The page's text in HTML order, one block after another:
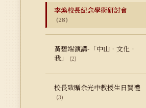
李煥校長紀念學術研討會
(28)
黃碧端演講-「中山‧文化‧
我」
(2)
校長致贈余光中教授生日賀禮
(3)